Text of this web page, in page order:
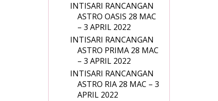
INTISARI RANCANGAN
ASTRO OASIS 28 MAC
– 3 APRIL 2022
INTISARI RANCANGAN
ASTRO PRIMA 28 MAC
– 3 APRIL 2022
INTISARI RANCANGAN
ASTRO RIA 28 MAC – 3
APRIL 2022